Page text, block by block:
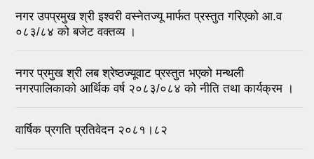
नगर उपप्रमुख श्री इश्वरी वस्नेतज्यू मार्फत प्रस्तुत गरिएको आ.व
०८३/८४ को बजेट वक्तव्य ।
नगर प्रमुख श्री लब श्रेष्ठज्यूवाट प्रस्तुत भएको मन्थली
नगरपालिकाको आर्थिक वर्ष २०८३/०८४ को नीति तथा कार्यक्रम ।
वार्षिक प्रगति प्रतिवेदन २०८१।८२